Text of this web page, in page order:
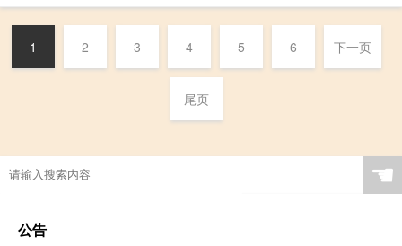
1 2 3 4 5 6 下一页
尾页
☚
公告